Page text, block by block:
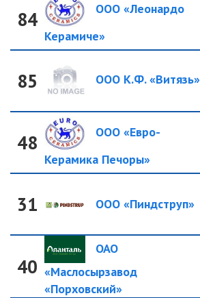
84
ООО «Леонардо
Керамиче»
85 ООО К.Ф. «Витязь»
48
ООО «Евро-
Керамика Печоры»
31 ООО «Пиндструп»
40
ОАО
«Маслосырзавод
«Порховский»